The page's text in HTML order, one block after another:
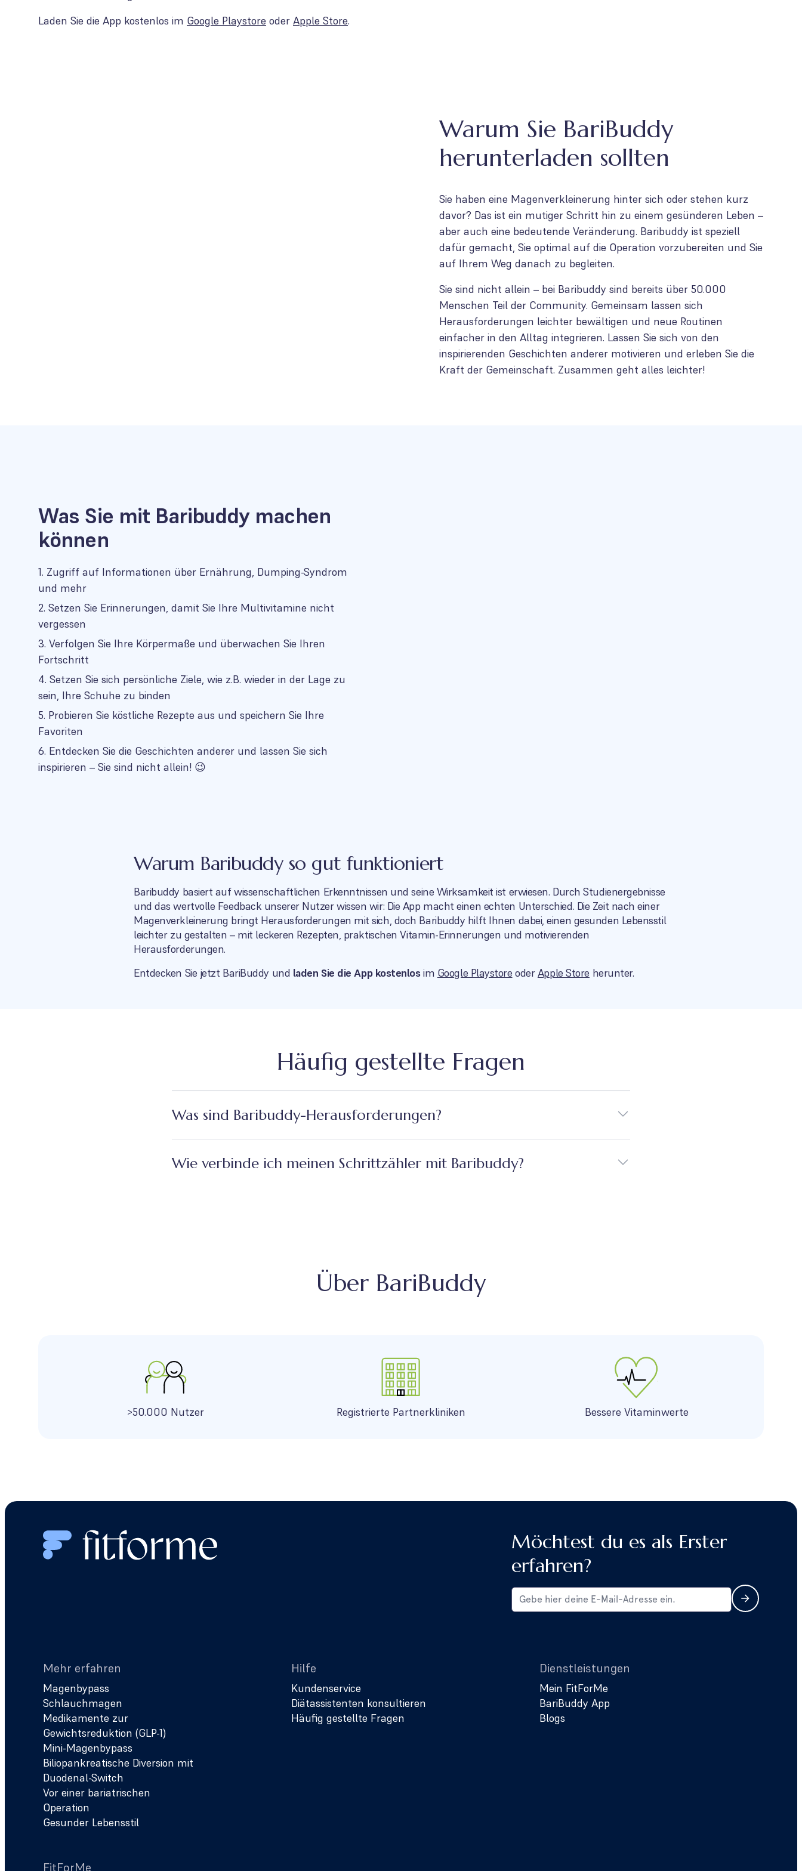
Laden Sie die App kostenlos im Google Playstore oder Apple Store.
Warum Sie BariBuddy
herunterladen sollten
Sie haben eine Magenverkleinerung hinter sich oder stehen kurz
davor? Das ist ein mutiger Schritt hin zu einem gesünderen Leben –
aber auch eine bedeutende Veränderung. Baribuddy ist speziell
dafür gemacht, Sie optimal auf die Operation vorzubereiten und Sie
auf Ihrem Weg danach zu begleiten.
Sie sind nicht allein – bei Baribuddy sind bereits über 50.000
Menschen Teil der Community. Gemeinsam lassen sich
Herausforderungen leichter bewältigen und neue Routinen
einfacher in den Alltag integrieren. Lassen Sie sich von den
inspirierenden Geschichten anderer motivieren und erleben Sie die
Kraft der Gemeinschaft. Zusammen geht alles leichter!
Was Sie mit Baribuddy machen
können
Zugriff auf Informationen über Ernährung, Dumping-Syndrom
und mehr
Setzen Sie Erinnerungen, damit Sie Ihre Multivitamine nicht
vergessen
Verfolgen Sie Ihre Körpermaße und überwachen Sie Ihren
Fortschritt
Setzen Sie sich persönliche Ziele, wie z.B. wieder in der Lage zu
sein, Ihre Schuhe zu binden
Probieren Sie köstliche Rezepte aus und speichern Sie Ihre
Favoriten
Entdecken Sie die Geschichten anderer und lassen Sie sich
inspirieren – Sie sind nicht allein! 😉
Warum Baribuddy so gut funktioniert
Baribuddy basiert auf wissenschaftlichen Erkenntnissen und seine Wirksamkeit ist erwiesen. Durch Studienergebnisse
und das wertvolle Feedback unserer Nutzer wissen wir: Die App macht einen echten Unterschied. Die Zeit nach einer
Magenverkleinerung bringt Herausforderungen mit sich, doch Baribuddy hilft Ihnen dabei, einen gesunden Lebensstil
leichter zu gestalten – mit leckeren Rezepten, praktischen Vitamin-Erinnerungen und motivierenden
Herausforderungen.
Entdecken Sie jetzt BariBuddy und laden Sie die App kostenlosim Google PlaystoreoderApple Storeherunter.
Häufig gestellte Fragen
Was sind Baribuddy-Herausforderungen?
Wie verbinde ich meinen Schrittzähler mit Baribuddy?
Über BariBuddy
>50.000 Nutzer Registrierte Partnerkliniken Bessere Vitaminwerte
Möchtest du es als Erster
erfahren?
Mehr erfahren
Magenbypass
Schlauchmagen
Medikamente zur
Gewichtsreduktion (GLP-1)
Mini-Magenbypass
Biliopankreatische Diversion mit
Duodenal-Switch
Vor einer bariatrischen
Operation
Gesunder Lebensstil
Hilfe
Kundenservice
Diätassistenten konsultieren
Häufig gestellte Fragen
Dienstleistungen
Mein FitForMe
BariBuddy App
Blogs
FitForMe